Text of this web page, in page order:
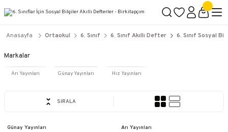
İçerik #2
İçerik #4
Anasayfa Ortaokul 6. Sınıf 6. Sınıf Akıllı Defter 6. Sınıf Sosyal
Markalar
Arı Yayınları Günay Yayınları Hız Yayınları
SIRALA
Günay Yayınları Arı Yayınları